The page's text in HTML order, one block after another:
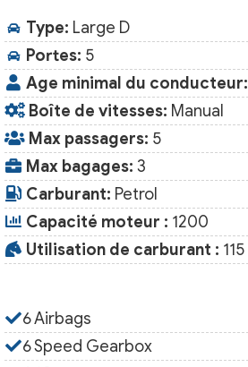
Type: Large D
Portes: 5
Age minimal du conducteur:
Boîte de vitesses: Manual
Max passagers: 5
Max bagages: 3
Carburant: Petrol
Capacité moteur : 1200
Utilisation de carburant : 115
6 Airbags
6 Speed Gearbox